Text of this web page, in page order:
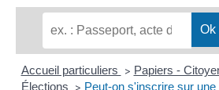
MUSÉEDE
Accueil particuliers > Papiers -
Élections > Peut-on s'inscrire sur une